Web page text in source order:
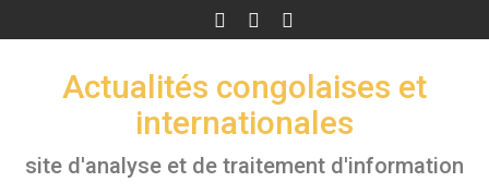
to
Actualités congolaises et
internationales
site d'analyse et de traitement d'information